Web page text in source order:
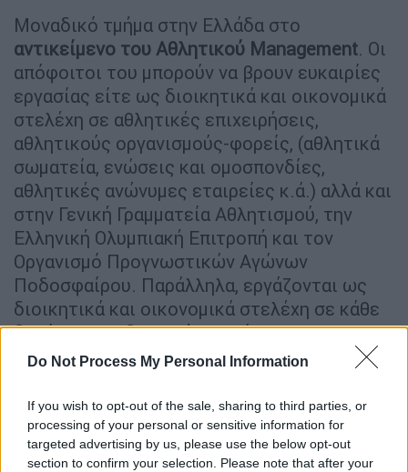
Do Not Process My Personal Information
If you wish to opt-out of the sale, sharing to third parties, or
processing of your personal or sensitive information for
targeted advertising by us, please use the below opt-out
section to confirm your selection. Please note that after your
Μοναδικό τμήμα στην Ελλάδα στο
αντικείμενο του Αθλητικού Management. Οι
απόφοιτοι του μπορούν να βρουν ευκαιρίες
εργασίας είτε ως διοικητικά και οικονομικά
στελέχη σε αθλητικές επιχειρήσεις,
αθλητικούς οργανισμούς-φορείς, (αθλητικά
σωματεία, ενώσεις και ομοσπονδίες,
αθλητικές ανώνυμες εταιρείες κ.ά.) αλλά και
στην Γενική Γραμματεία Αθλητισμού, την
Ελληνική Ολυμπιακή Επιτροπή και τον
Οργανισμό Προγνωστικών Αγώνων
Ποδοσφαίρου. Παράλληλα, εργάζονται ως
διοικητικά και οικονομικά στελέχη σε κάθε
δημόσια και ιδιωτική επιχείρηση, με
αντικείμενο τις αθλητικές δραστηριότητες.
Μηχανικών Επιστήμης Υλικών
Ιωαννίνων (2ο Πεδίο και 10.475 μόρια